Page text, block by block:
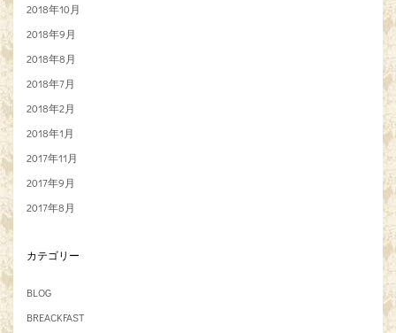
2018年10月
2018年9月
2018年8月
2018年7月
2018年2月
2018年1月
2017年11月
2017年9月
2017年8月
カテゴリー
BLOG
BREACKFAST